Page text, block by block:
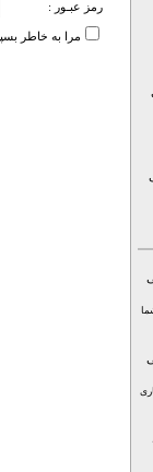
رمز عبـور :
مرا به خاطر